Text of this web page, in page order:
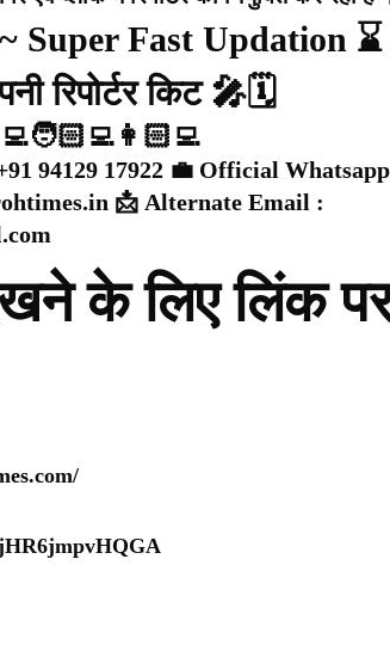
Super Fast Updation
रिपोर्टर किट 🎤🗓️
94129 17922 💼 Official
📩 Alternate Email :
के लिए लिंक